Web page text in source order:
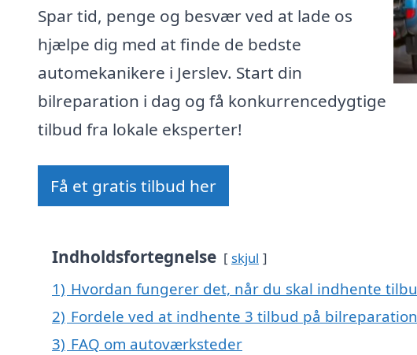
Spar tid, penge og besvær ved at lade os
hjælpe dig med at finde de bedste
automekanikere i Jerslev. Start din
bilreparation i dag og få konkurrencedygtige
tilbud fra lokale eksperter!
Få et gratis tilbud her
Indholdsfortegnelse skjul
1) Hvordan fungerer det, når du skal indhente
2) Fordele ved at indhente 3 tilbud på bilreparation
3) FAQ om autoværksteder